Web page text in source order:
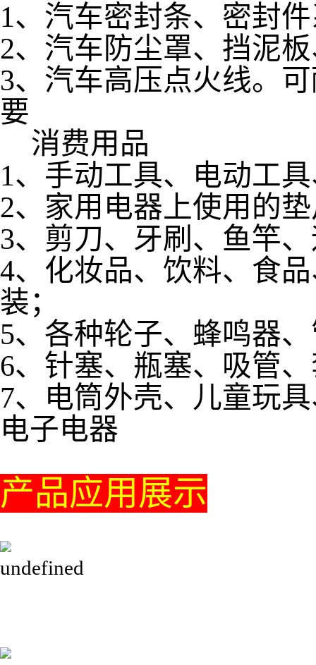
1、汽车密封条、密封
2、汽车防尘罩、挡泥
3、汽车高压点火线。
要
消费用品
1、手动工具、电动工
2、家用电器上使用的
3、剪刀、牙刷、鱼竿
4、化妆品、饮料、食
装；
5、各种轮子、蜂鸣器
6、针塞、瓶塞、吸管
7、电筒外壳、儿童玩
电子电器
产品应用展示